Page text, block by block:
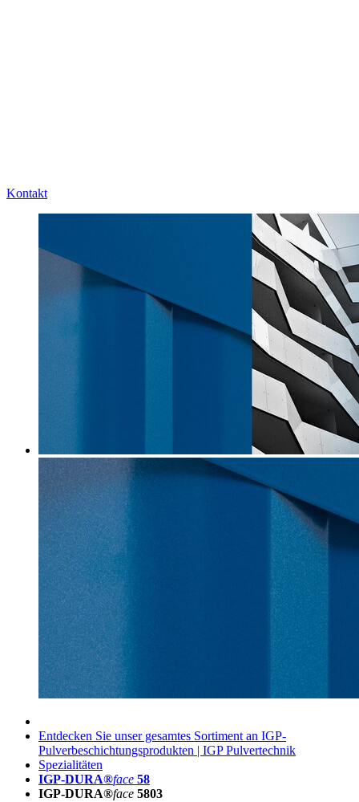
Kontakt
Entdecken Sie unser gesamtes Sortiment an IGP-
Pulverbeschichtungsprodukten | IGP Pulvertechnik
Spezialitäten
IGP-DURA®face 58
IGP-DURA®face 5803